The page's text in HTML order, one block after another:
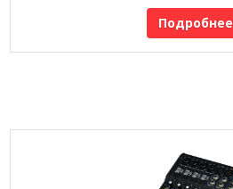
Подробнее